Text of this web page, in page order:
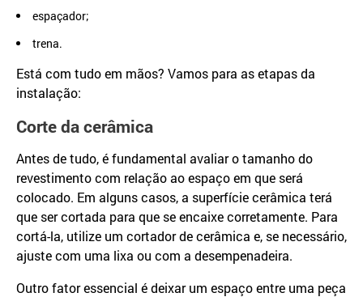
espaçador;
trena.
Está com tudo em mãos? Vamos para as etapas da
instalação:
Corte da cerâmica
Antes de tudo, é fundamental avaliar o tamanho do
revestimento com relação ao espaço em que será
colocado. Em alguns casos, a superfície cerâmica terá
que ser cortada para que se encaixe corretamente. Para
cortá-la, utilize um cortador de cerâmica e, se necessário,
ajuste com uma lixa ou com a desempenadeira.
Outro fator essencial é deixar um espaço entre uma peça